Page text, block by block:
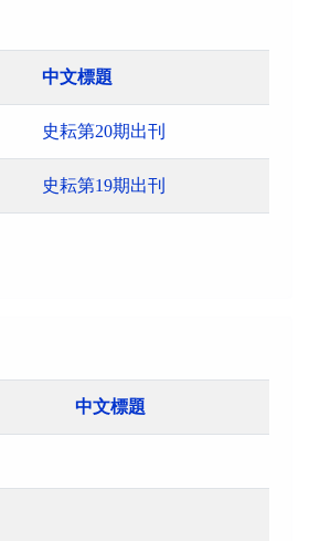
中文標題
史耘第20期出刊
史耘第19期出刊
中文標題